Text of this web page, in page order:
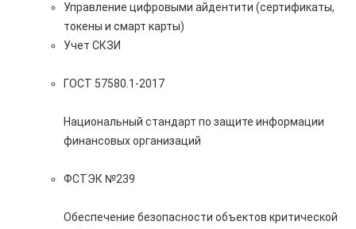
Управление цифровыми айдентити (сертификаты,
токены и смарт карты)
Учет СКЗИ
ГОСТ 57580.1-2017
Национальный стандарт по защите информации
финансовых организаций
ФСТЭК №239
Обеспечение безопасности объектов критической